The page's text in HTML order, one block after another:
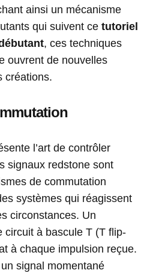
ainsi un mécanisme
qui suivent ce tutoriel
, ces techniques
ouvrent de nouvelles
créations.
l’art de contrôler
signaux redstone sont
de commutation
systèmes qui réagissent
circonstances. Un
circuit à bascule T (T flip-
à chaque impulsion reçue.
signal momentané